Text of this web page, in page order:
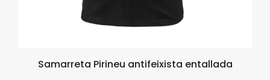
Samarreta Pirineu antifeixista entallada